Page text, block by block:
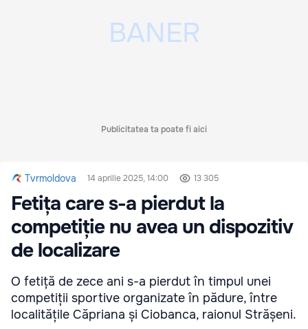
Publicitatea ta poate fi aici
Tvrmoldova 14 aprilie 2025, 14:00 13 305
Fetița care s-a pierdut la
competiție nu avea un dispozitiv
de localizare
O fetiță de zece ani s-a pierdut în timpul unei
competiții sportive organizate în pădure, între
localitățile Căpriana și Ciobanca, raionul Strășeni.